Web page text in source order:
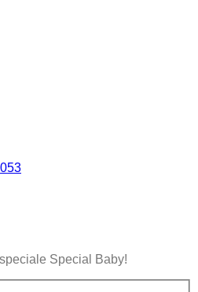
Special Baby!